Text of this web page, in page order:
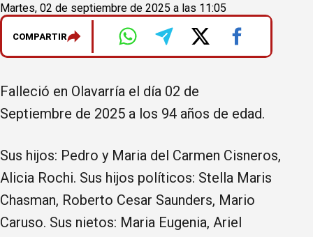
Martes, 02 de septiembre de 2025 a las 11:05
COMPARTIR
Falleció en Olavarría el día 02 de
Septiembre de 2025 a los 94 años de edad.
Sus hijos: Pedro y Maria del Carmen Cisneros,
Alicia Rochi. Sus hijos políticos: Stella Maris
Chasman, Roberto Cesar Saunders, Mario
Caruso. Sus nietos: Maria Eugenia, Ariel